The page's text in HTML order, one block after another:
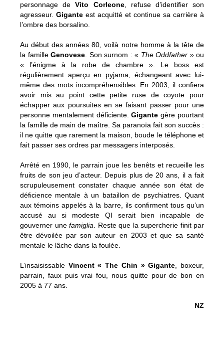
personnage deVito Corleone, refuse d’identifier son
agresseur. Gigante est acquitté et continue sa carrière à
l’ombre des borsalino.
Au début des années 80, voilà notre homme à la tête de
la famille Genovese. Son surnom : « The Oddfather » ou
« l’énigme à la robe de chambre ». Le boss est
régulièrement aperçu en pyjama, échangeant avec lui-
même des mots incompréhensibles. En 2003, il confiera
avoir mis au point cette petite ruse de coyote pour
échapper aux poursuites en se faisant passer pour une
personne mentalement déficiente.Gigante gère pourtant
la famille de main de maître. Sa paranoïa fait son succès :
il ne quitte que rarement la maison, boude le téléphone et
fait passer ses ordres par messagers interposés.
Arrêté en 1990, le parrain joue les benêts et recueille les
fruits de son jeu d’acteur. Depuis plus de 20 ans, il a fait
scrupuleusement constater chaque année son état de
déficience mentale à un bataillon de psychiatres. Quant
aux témoins appelés à la barre, ils confirment tous qu’un
accusé au si modeste QI serait bien incapable de
gouverner une famiglia. Reste que la supercherie finit par
être dévoilée par son auteur en 2003 et que sa santé
mentale le lâche dans la foulée.
L’insaisissable Vincent « The Chin » Gigante, boxeur,
parrain, faux puis vrai fou, nous quitte pour de bon en
2005 à 77 ans.
NZ